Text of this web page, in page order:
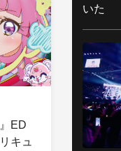
ED
キュ
いた